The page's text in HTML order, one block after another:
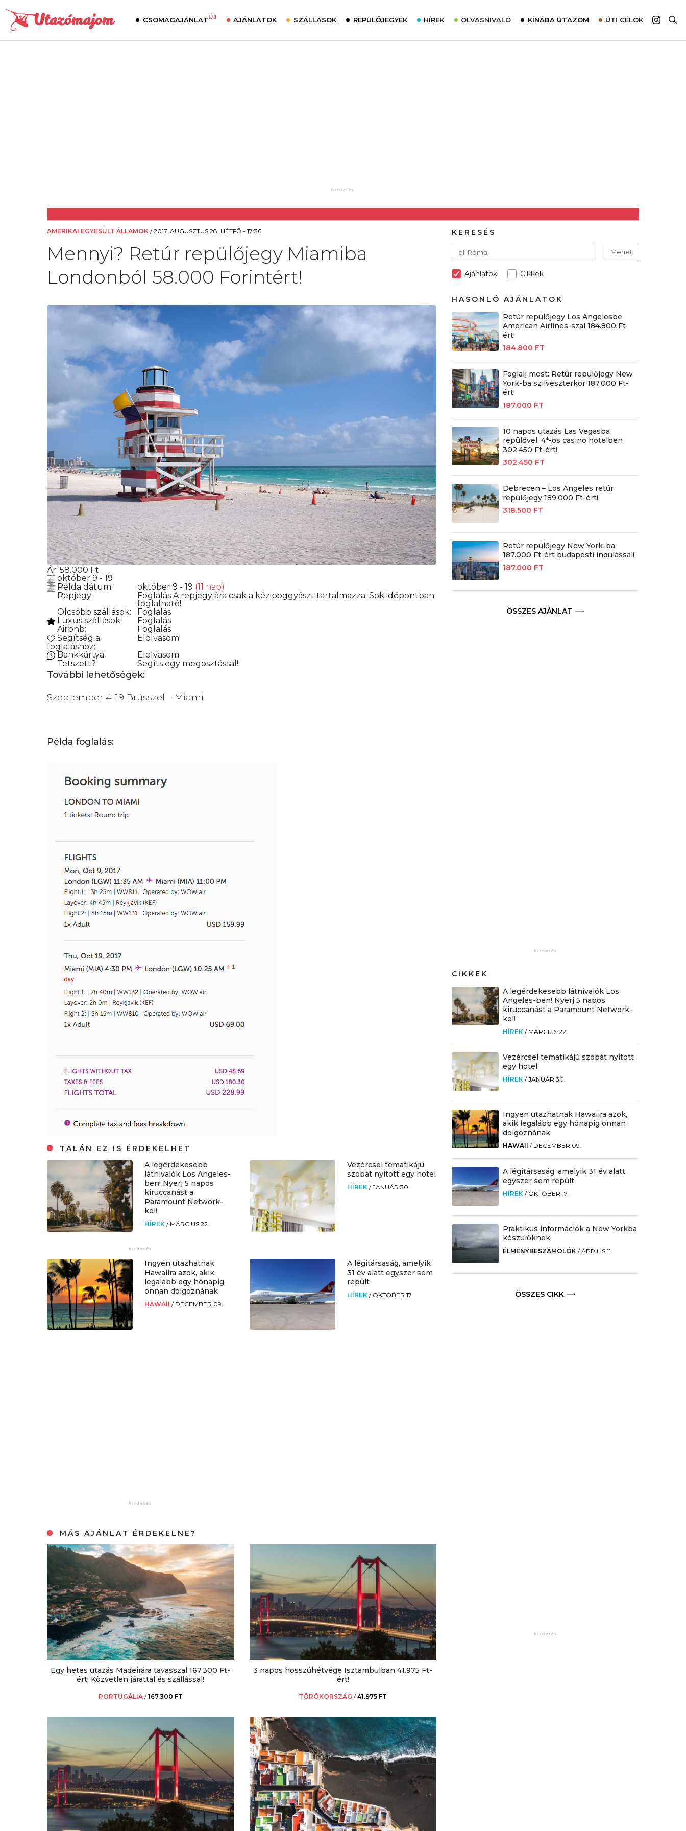
CSOMAGAJÁNLATÚJ AJÁNLATOK SZÁLLÁSOK REPÜLŐJEGYEK HÍREK OLVASNIVALÓ KÍNÁBA UTAZOM ÚTI CÉLOK
AMERIKAI EGYESÜLT ÁLLAMOK /2017. AUGUSZTUS 28. HÉTFŐ - 17:36
Mennyi? Retúr repülőjegy Miamiba
Londonból 58.000 Forintért!
Ár: 58.000 Ft
október 9 - 19
Példa dátum:
október 9 - 19 (11 nap)
Repjegy:
Foglalás A repjegy ára csak a kézipoggyászt tartalmazza. Sok időpontban
foglalható!
Olcsóbb szállások:
Foglalás
Luxus szállások:
Foglalás
Airbnb:
Foglalás
Segítség a
foglaláshoz:
Elolvasom
Bankkártya:
Elolvasom
Tetszett?
Segíts egy megosztással!
További lehetőségek:
Szeptember 4-19 Brüsszel – Miami
Példa foglalás:
TALÁN EZ IS ÉRDEKELHET
A legérdekesebb
látnivalók Los Angeles-
ben! Nyerj 5 napos
kiruccanást a
Paramount Network-
kel!
HÍREK/ MÁRCIUS 22.
Vezércsel tematikájú
szobát nyitott egy hotel
HÍREK /JANUÁR 30.
Ingyen utazhatnak
Hawaiira azok, akik
legalább egy hónapig
onnan dolgoznának
HAWAII/ DECEMBER 09.
A légitársaság, amelyik
31 év alatt egyszer sem
repült
HÍREK / OKTÓBER 17.
MÁS AJÁNLAT ÉRDEKELNE?
Egy hetes utazás Madeirára tavasszal 167.300 Ft-
ért! Közvetlen járattal és szállással!
PORTUGÁLIA /167.300 FT
3 napos hosszúhétvége Isztambulban 41.975 Ft-
ért!
TÖRÖKORSZÁG /41.975 FT
KERESÉS
Mehet
Ajánlatok Cikkek
HASONLÓ AJÁNLATOK
Retúr repülőjegy Los Angelesbe
American Airlines-szal 184.800 Ft-
ért!
184.800 FT
Foglalj most: Retúr repülőjegy New
York-ba szilveszterkor 187.000 Ft-
ért!
187.000 FT
10 napos utazás Las Vegasba
repülővel, 4*-os casino hotelben
302.450 Ft-ért!
302.450 FT
Debrecen – Los Angeles retúr
repülőjegy 189.000 Ft-ért!
318.500 FT
Retúr repülőjegy New York-ba
187.000 Ft-ért budapesti indulással!
187.000 FT
ÖSSZES AJÁNLAT
CIKKEK
A legérdekesebb látnivalók Los
Angeles-ben! Nyerj 5 napos
kiruccanást a Paramount Network-
kel!
HÍREK / MÁRCIUS 22.
Vezércsel tematikájú szobát nyitott
egy hotel
HÍREK /JANUÁR 30.
Ingyen utazhatnak Hawaiira azok,
akik legalább egy hónapig onnan
dolgoznának
HAWAII / DECEMBER 09.
A légitársaság, amelyik 31 év alatt
egyszer sem repült
HÍREK / OKTÓBER 17.
Praktikus információk a New Yorkba
készülőknek
ÉLMÉNYBESZÁMOLÓK /ÁPRILIS 11.
ÖSSZES CIKK